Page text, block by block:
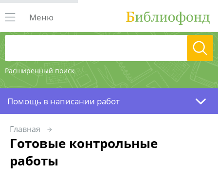
Расширенный поиск
Меню
Помощь в написании работ
Главная
Готовые контрольные
работы